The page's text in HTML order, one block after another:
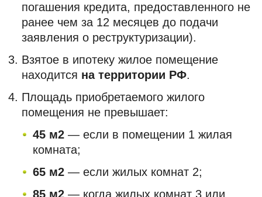
погашения кредита, предоставленного не
ранее чем за 12 месяцев до подачи
заявления о реструктуризации).
Взятое в ипотеку жилое помещение
находится на территории РФ.
Площадь приобретаемого жилого
помещения не превышает:
45 м2 — если в помещении 1 жилая
комната;
65 м2 — если жилых комнат 2;
85 м2 — когда жилых комнат 3 или